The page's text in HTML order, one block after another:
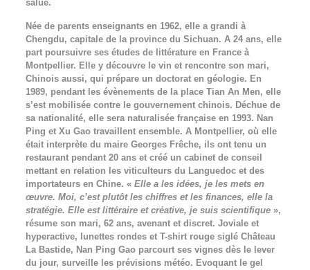
salué.
Née de parents enseignants en 1962, elle a grandi à
Chengdu, capitale de la province du Sichuan. A 24 ans, elle
part poursuivre ses études de littérature en France à
Montpellier. Elle y découvre le vin et rencontre son mari,
Chinois aussi, qui prépare un doctorat en géologie. En
1989, pendant les évènements de la place Tian An Men, elle
s’est mobilisée contre le gouvernement chinois. Déchue de
sa nationalité, elle sera naturalisée française en 1993. Nan
Ping et Xu Gao travaillent ensemble. A Montpellier, où elle
était interprète du maire Georges Frêche, ils ont tenu un
restaurant pendant 20 ans et créé un cabinet de conseil
mettant en relation les viticulteurs du Languedoc et des
importateurs en Chine. « Elle a les idées, je les mets en
œuvre. Moi, c’est plutôt les chiffres et les finances, elle la
stratégie. Elle est littéraire et créative, je suis scientifique»,
résume son mari, 62 ans, avenant et discret. Joviale et
hyperactive, lunettes rondes et T-shirt rouge siglé Château
La Bastide, Nan Ping Gao parcourt ses vignes dès le lever
du jour, surveille les prévisions météo. Evoquant le gel